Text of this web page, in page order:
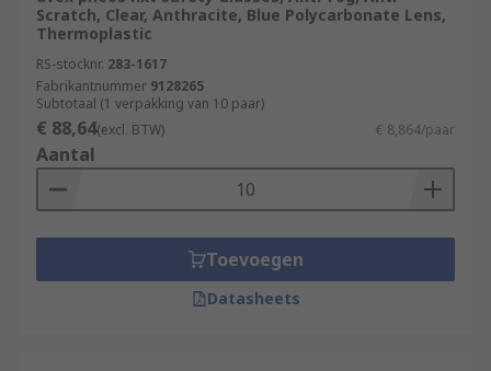
Scratch, Clear, Anthracite, Blue Polycarbonate Lens,
Thermoplastic
RS-stocknr. 283-1617
Fabrikantnummer 9128265
Subtotaal (1 verpakking van 10 paar)
€ 88,64(excl. BTW) € 8,864/paar
Aantal
Toevoegen
Datasheets